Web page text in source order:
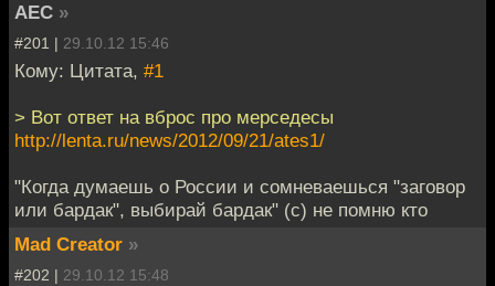
АЕС »
#201 | 29.10.12 15:46
Кому: Цитата, #1
> Вот ответ на вброс про мерседесы
http://lenta.ru/news/2012/09/21/ates1/
"Когда думаешь о России и сомневаешься "заговор
или бардак", выбирай бардак" (с) не помню кто
Mad Creator »
#202 | 29.10.12 15:48